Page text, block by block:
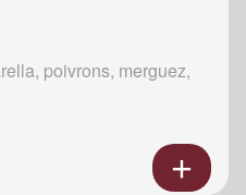
poivrons, merguez,